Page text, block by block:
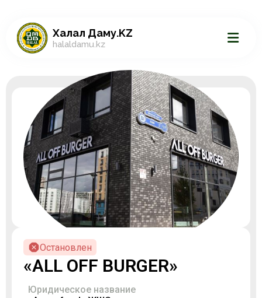
Халал Даму.KZ
halaldamu.kz
Остановлен
«ALL OFF BURGER»
Юридическое название